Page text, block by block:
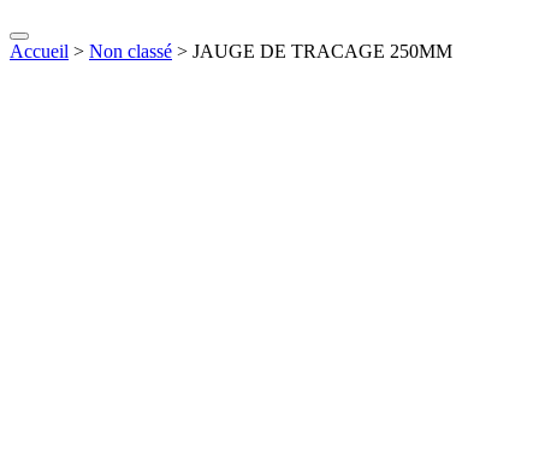
Accueil > Non classé > JAUGE DE TRACAGE 250MM